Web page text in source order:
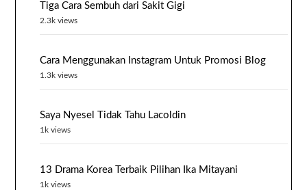
Tiga Cara Sembuh dari Sakit Gigi
2.3k views
Cara Menggunakan Instagram Untuk Promosi Blog
1.3k views
Saya Nyesel Tidak Tahu Lacoldin
1k views
13 Drama Korea Terbaik Pilihan Ika Mitayani
1k views